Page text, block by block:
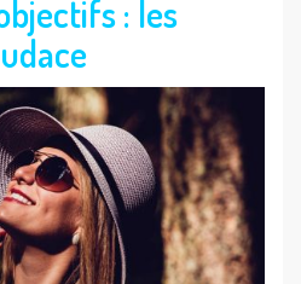
: les